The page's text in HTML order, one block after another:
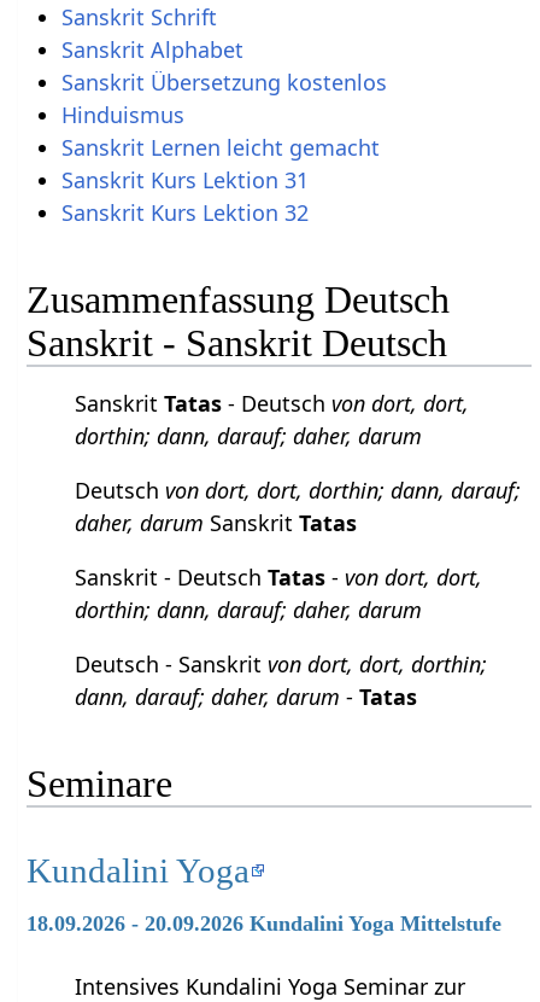
Sanskrit Schrift
Sanskrit Alphabet
Sanskrit Übersetzung kostenlos
Hinduismus
Sanskrit Lernen leicht gemacht
Sanskrit Kurs Lektion 31
Sanskrit Kurs Lektion 32
Zusammenfassung Deutsch
Sanskrit - Sanskrit Deutsch
SanskritTatas - Deutsch von dort, dort,
dorthin; dann, darauf; daher, darum
Deutsch von dort, dort, dorthin; dann, darauf;
daher, darum SanskritTatas
Sanskrit - DeutschTatas - von dort, dort,
dorthin; dann, darauf; daher, darum
Deutsch - Sanskrit von dort, dort, dorthin;
dann, darauf; daher, darum -Tatas
Seminare
Kundalini Yoga
18.09.2026 - 20.09.2026 Kundalini Yoga Mittelstufe
Intensives Kundalini Yoga Seminar zur